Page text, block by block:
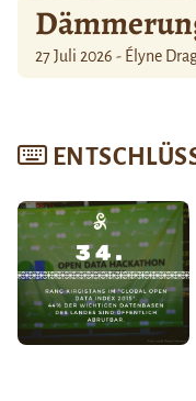
27 Juli 2026 - Élyne